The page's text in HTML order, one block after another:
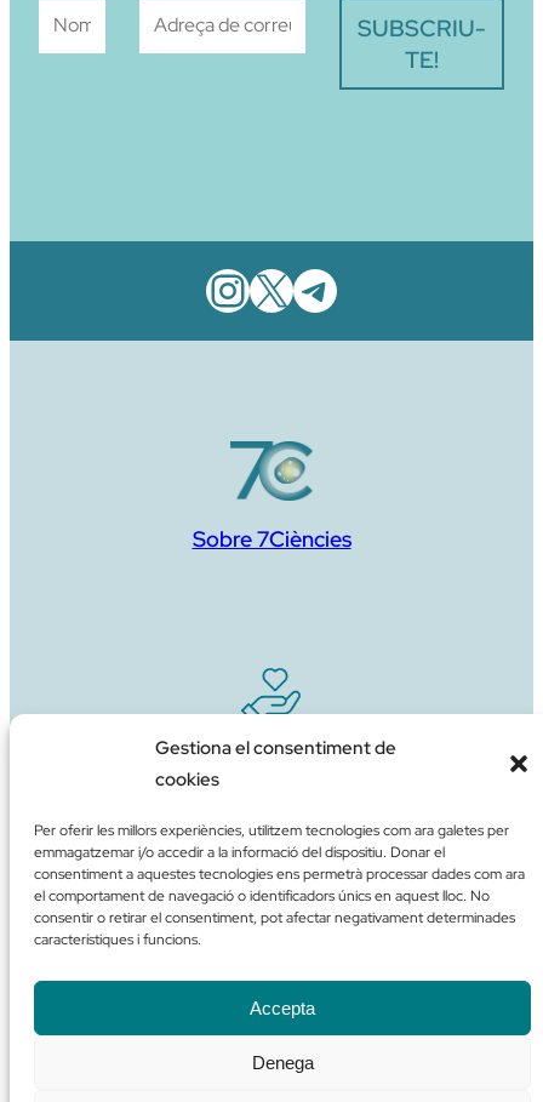
Gestiona el consentiment de
cookies
Per oferir les millors experiències, utilitzem tecnologies com ara galetes per
emmagatzemar i/o accedir a la informació del dispositiu. Donar el
consentiment a aquestes tecnologies ens permetrà processar dades com ara
el comportament de navegació o identificadors únics en aquest lloc. No
consentir o retirar el consentiment, pot afectar negativament determinades
característiques i funcions.
Accepta
Denega
Instagram
X Telegram
Sobre 7Ciències
Aportació de suport
Política de Privacitat